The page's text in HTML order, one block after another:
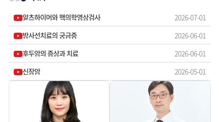
알츠하이머와 핵의학영상검사
2026-07-01
방사선치료의 궁금증
2026-06-01
후두암의 증상과 치료
2026-06-01
신장암
2026-05-01